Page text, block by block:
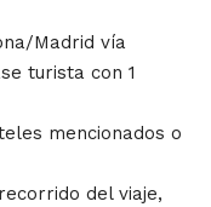
Madrid vía
turista con 1
mencionados o
del viaje,